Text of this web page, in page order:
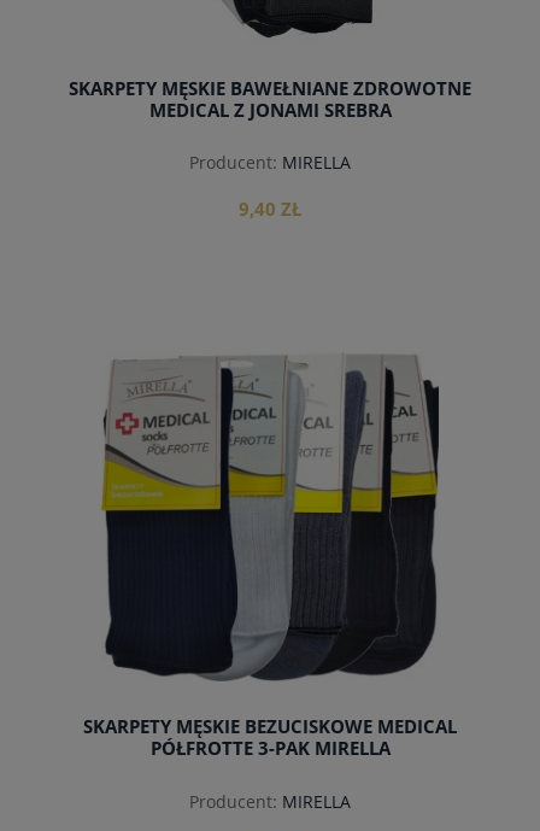
SKARPETY MĘSKIE BAWEŁNIANE ZDROWOTNE
MEDICAL Z JONAMI SREBRA
Producent: MIRELLA
9,40 ZŁ
do koszyka
SKARPETY MĘSKIE BEZUCISKOWE MEDICAL
PÓŁFROTTE 3-PAK MIRELLA
Producent: MIRELLA